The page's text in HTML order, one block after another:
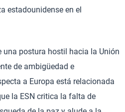
estadounidense en el
una postura hostil hacia la Unión
de ambigüedad e
a Europa está relacionada
la ESN critica la falta de